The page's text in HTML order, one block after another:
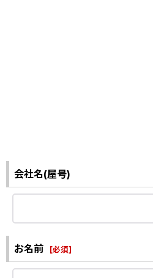
会社名(屋号)
お名前 [必須]